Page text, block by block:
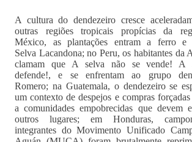
A cultura do dendezeiro cresce
outras regiões tropicais propícias da
México, as plantações entram a ferro e
Selva Lacandona; no Peru, os habitantes da
clamam que A selva não se vende! A
defende!, e se enfrentam ao grupo
Romero; na Guatemala, o dendezeiro se
um contexto de despejos e compras forçadas
a comunidades empobrecidas que devem
outros lugares; em Honduras,
integrantes do Movimento Unificado